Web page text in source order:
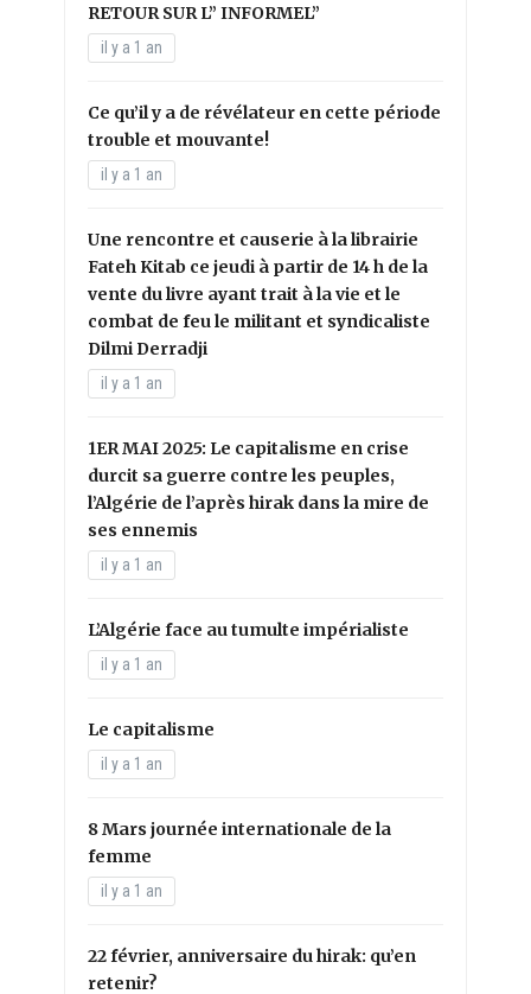
RETOUR SUR L” INFORMEL”
il y a 1 an
Ce qu’il y a de révélateur en cette période
trouble et mouvante!
il y a 1 an
Une rencontre et causerie à la librairie
Fateh Kitab ce jeudi à partir de 14 h de la
vente du livre ayant trait à la vie et le
combat de feu le militant et syndicaliste
Dilmi Derradji
il y a 1 an
1ER MAI 2025: Le capitalisme en crise
durcit sa guerre contre les peuples,
l’Algérie de l’après hirak dans la mire de
ses ennemis
il y a 1 an
L’Algérie face au tumulte impérialiste
il y a 1 an
Le capitalisme
il y a 1 an
8 Mars journée internationale de la
femme
il y a 1 an
22 février, anniversaire du hirak: qu’en
retenir?